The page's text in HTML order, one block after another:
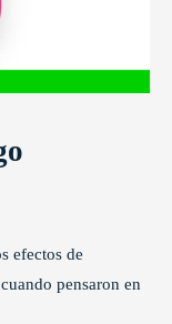
efectos de
pensaron en